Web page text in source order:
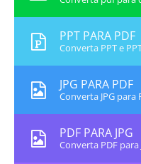
PPT PARA PDF
Converta PPT e
JPG PARA PDF
Converta JPG para
PDF PARA JPG
Converta PDF para